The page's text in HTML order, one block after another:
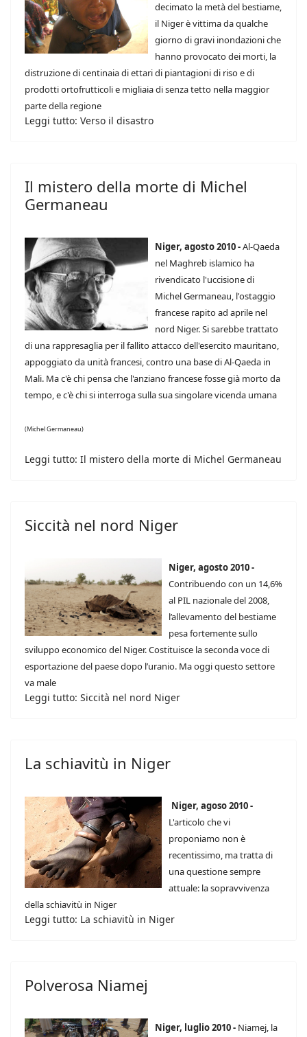
decimato la metà del bestiame,
il Niger è vittima da qualche
giorno di gravi inondazioni che
hanno provocato dei morti, la
distruzione di centinaia di ettari di piantagioni di riso e di
prodotti ortofrutticoli e migliaia di senza tetto nella maggior
parte della regione
Leggi tutto: Verso il disastro
Il mistero della morte di Michel
Germaneau
Niger, agosto 2010 -Al-Qaeda
nel Maghreb islamico ha
rivendicato l'uccisione di
Michel Germaneau, l'ostaggio
francese rapito ad aprile nel
nord Niger. Si sarebbe trattato
di una rappresaglia per il fallito attacco dell'esercito mauritano,
appoggiato da unità francesi, contro una base di Al-Qaeda in
Mali. Ma c'è chi pensa che l'anziano francese fosse già morto da
tempo, e c'è chi si interroga sulla sua singolare vicenda umana
(Michel Germaneau)
Leggi tutto: Il mistero della morte di Michel Germaneau
Siccità nel nord Niger
Niger, agosto 2010 -
Contribuendo con un 14,6%
al PIL nazionale del 2008,
l’allevamento del bestiame
pesa fortemente sullo
sviluppo economico del Niger. Costituisce la seconda voce di
esportazione del paese dopo l’uranio. Ma oggi questo settore
va male
Leggi tutto: Siccità nel nord Niger
La schiavitù in Niger
Niger, agoso 2010 -
L'articolo che vi
proponiamo non è
recentissimo, ma tratta di
una questione sempre
attuale: la sopravvivenza
della schiavitù in Niger
Leggi tutto: La schiavitù in Niger
Polverosa Niamej
Niger, luglio 2010 - Niamej, la